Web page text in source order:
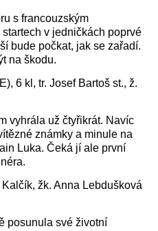
s francouzským
v jedničkách poprvé
bude počkat, jak se zařadí.
na škodu.
6 kl, tr. Josef Bartoš st., ž.
vyhrála už čtyřikrát. Navíc
známky a minule na
Luka. Čeká jí ale první
Kalčík, žk. Anna Lebdušková
posunula své životní